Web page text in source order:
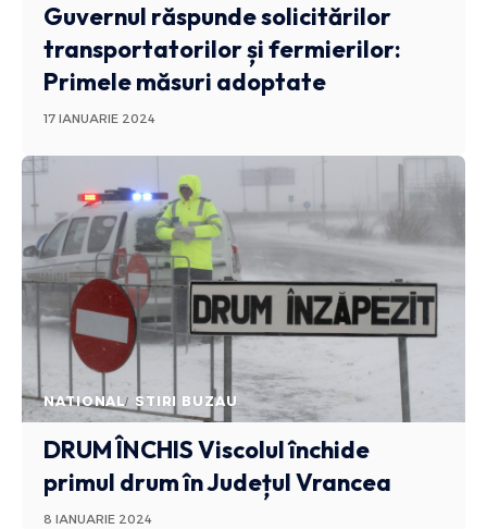
Guvernul răspunde solicitărilor
transportatorilor și fermierilor:
Primele măsuri adoptate
17 IANUARIE 2024
NATIONAL STIRI BUZAU
DRUM ÎNCHISViscolul închide
primul drum în Județul Vrancea
8 IANUARIE 2024